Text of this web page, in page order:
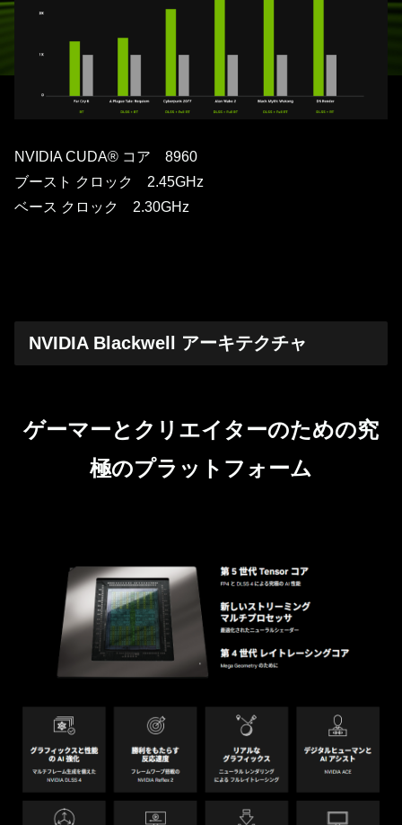
NVIDIA CUDA® コア 8960
ブースト クロック 2.45GHz
ベース クロック 2.30GHz
NVIDIA Blackwell アーキテクチャ
ゲーマーとクリエイターのための究
極のプラットフォーム